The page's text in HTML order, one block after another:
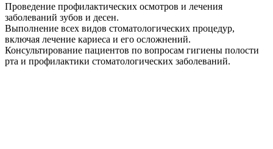
Проведение профилактических осмотров и лечения
заболеваний зубов и десен.
Выполнение всех видов стоматологических процедур,
включая лечение кариеса и его осложнений.
Консультирование пациентов по вопросам гигиены полости
рта и профилактики стоматологических заболеваний.